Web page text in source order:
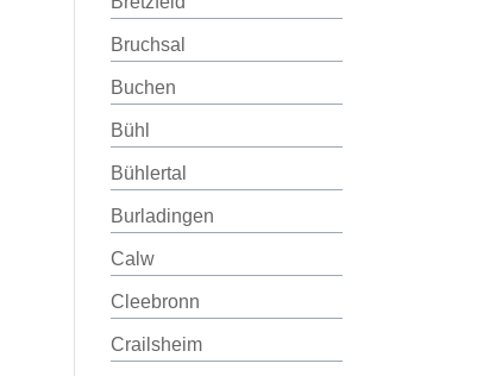
Bruchsal
Buchen
Bühl
Bühlertal
Burladingen
Calw
Cleebronn
Crailsheim